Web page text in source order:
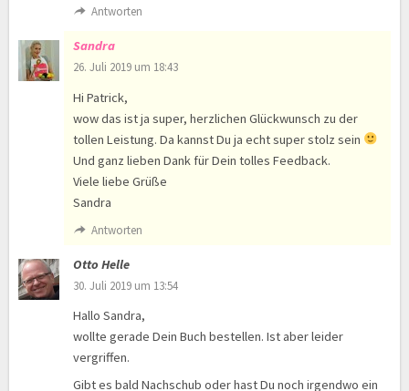
Antworten
Sandra
26. Juli 2019 um 18:43
Hi Patrick,
wow das ist ja super, herzlichen Glückwunsch zu der
tollen Leistung. Da kannst Du ja echt super stolz sein
Und ganz lieben Dank für Dein tolles Feedback.
Viele liebe Grüße
Sandra
Antworten
Otto Helle
30. Juli 2019 um 13:54
Hallo Sandra,
wollte gerade Dein Buch bestellen. Ist aber leider
vergriffen.
Gibt es bald Nachschub oder hast Du noch irgendwo ein